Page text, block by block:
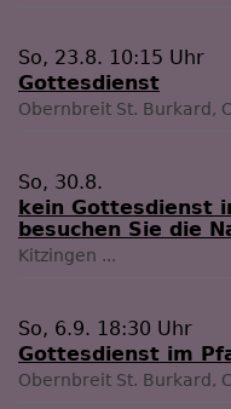
So, 23.8. 10:15 Uhr
Gottesdienst
Obernbreit St. Burkard,
So, 30.8.
kein Gottesdienst
besuchen Sie die
Kitzingen ...
So, 6.9. 18:30 Uhr
Gottesdienst im
Obernbreit St. Burkard,